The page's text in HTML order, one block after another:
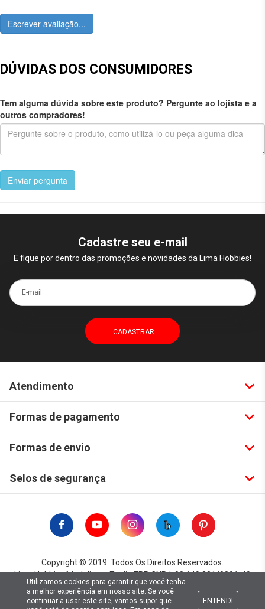
Escrever avaliação...
DÚVIDAS DOS CONSUMIDORES
Tem alguma dúvida sobre este produto? Pergunte ao lojista e a
outros compradores!
Enviar pergunta
Cadastre seu e-mail
E fique por dentro das promoções e novidades da Lima Hobbies!
E-mail
Atendimento
Formas de pagamento
Formas de envio
Selos de segurança
Copyright © 2019. Todos Os Direitos Reservados.
Lima Hobbies Modelismo Eireli - EPP CNPJ: 00.149.281/0001-49
Utilizamos cookies para garantir que você tenha
a melhor experiência em nosso site. Se você
continuar a usar este site, vamos supor que
ENTENDI